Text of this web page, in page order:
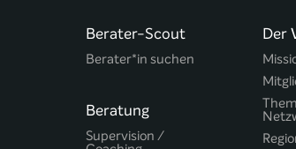
Berater-Scout
Berater*in suchen
Beratung
Supervision /
Der